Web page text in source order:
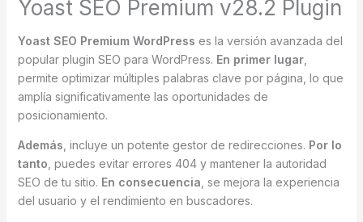
Yoast SEO Premium v28.2 Plugin
Yoast SEO Premium WordPress es la versión avanzada del
popular plugin SEO para WordPress. En primer lugar,
permite optimizar múltiples palabras clave por página, lo que
amplía significativamente las oportunidades de
posicionamiento.
Además , incluye un potente gestor de redirecciones. Por lo
tanto , puedes evitar errores 404 y mantener la autoridad
SEO de tu sitio. En consecuencia , se mejora la experiencia
del usuario y el rendimiento en buscadores.